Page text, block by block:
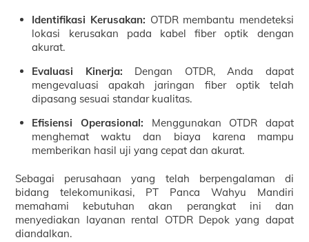
Identifikasi Kerusakan: OTDR membantu mendeteksi
lokasi kerusakan pada kabel fiber optik dengan
akurat.
Evaluasi Kinerja: Dengan OTDR, Anda dapat
mengevaluasi apakah jaringan fiber optik telah
dipasang sesuai standar kualitas.
Efisiensi Operasional: Menggunakan OTDR dapat
menghemat waktu dan biaya karena mampu
memberikan hasil uji yang cepat dan akurat.
Sebagai perusahaan yang telah berpengalaman di
bidang telekomunikasi, PT Panca Wahyu Mandiri
memahami kebutuhan akan perangkat ini dan
menyediakan layanan rental OTDR Depok yang dapat
diandalkan.